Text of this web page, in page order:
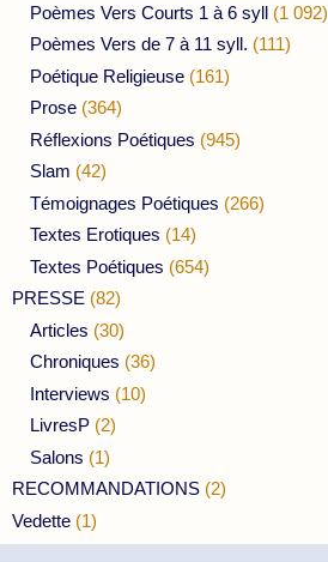
Poèmes Vers Courts 1 à 6 syll (1 092)
Poèmes Vers de 7 à 11 syll. (111)
Poétique Religieuse (161)
Prose (364)
Réflexions Poétiques (945)
Slam (42)
Témoignages Poétiques (266)
Textes Erotiques (14)
Textes Poétiques (654)
PRESSE (82)
Articles (30)
Chroniques (36)
Interviews (10)
LivresP (2)
Salons (1)
RECOMMANDATIONS (2)
Vedette (1)